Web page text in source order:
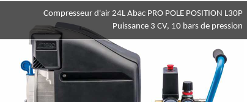
Compresseur d'air 24L Abac PRO POLE POSITION L30P
Puissance 3 CV, 10 bars de pression
Compresseur Abac PRO POLE POSITION L30 P
Cette nouvelle gammeABAC Série PRO
apporte
efficacité, fiabilité et confort pour le professionnel qui